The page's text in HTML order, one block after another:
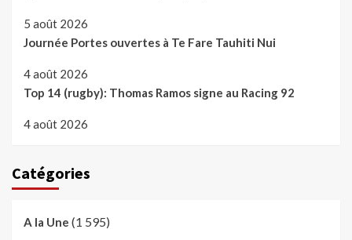
5 août 2026
Journée Portes ouvertes à Te Fare Tauhiti Nui
4 août 2026
Top 14 (rugby): Thomas Ramos signe au Racing 92
4 août 2026
Catégories
A la Une (1 595)